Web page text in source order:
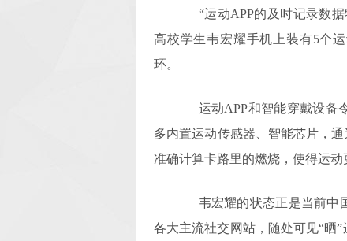
“运动APP的及时记录数据
高校学生韦宏耀手机上装有5个
环。
运动APP和智能穿戴设备令
多内置运动传感器、智能芯片，
准确计算卡路里的燃烧，使得运动
韦宏耀的状态正是当前中国
各大主流社交网站，随处可见“晒